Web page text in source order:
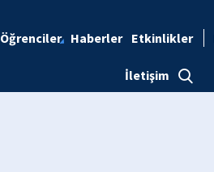
Öğrenciler Haberler Etkinlikler
İletişim